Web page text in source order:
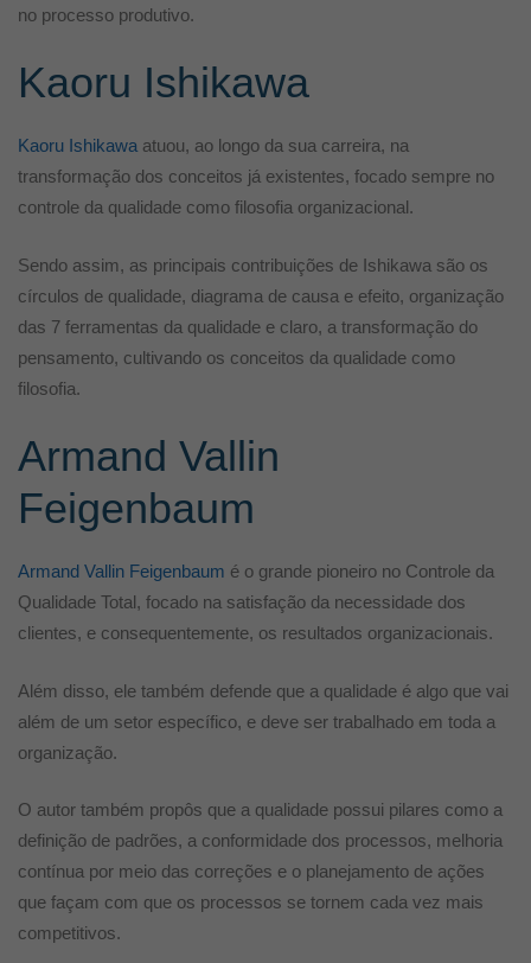
no processo produtivo.
Kaoru Ishikawa
Kaoru Ishikawa atuou, ao longo da sua carreira, na
transformação dos conceitos já existentes, focado sempre no
controle da qualidade como filosofia organizacional.
Sendo assim, as principais contribuições de Ishikawa são os
círculos de qualidade, diagrama de causa e efeito, organização
das 7 ferramentas da qualidade e claro, a transformação do
pensamento, cultivando os conceitos da qualidade como
filosofia.
Armand Vallin
Feigenbaum
Armand Vallin Feigenbaum é o grande pioneiro no Controle da
Qualidade Total, focado na satisfação da necessidade dos
clientes, e consequentemente, os resultados organizacionais.
Além disso, ele também defende que a qualidade é algo que vai
além de um setor específico, e deve ser trabalhado em toda a
organização.
O autor também propôs que a qualidade possui pilares como a
definição de padrões, a conformidade dos processos, melhoria
contínua por meio das correções e o planejamento de ações
que façam com que os processos se tornem cada vez mais
competitivos.